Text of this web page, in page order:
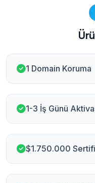
1 Domain Koruma
1-3 İş Günü
$1.750.000